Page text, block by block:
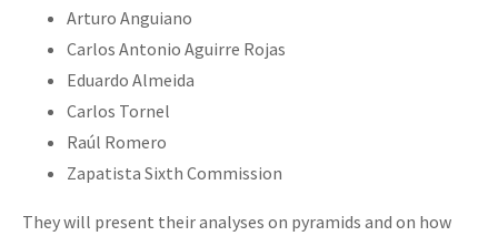
Arturo Anguiano
Carlos Antonio Aguirre Rojas
Eduardo Almeida
Carlos Tornel
Raúl Romero
Zapatista Sixth Commission
They will present their analyses on pyramids and on how